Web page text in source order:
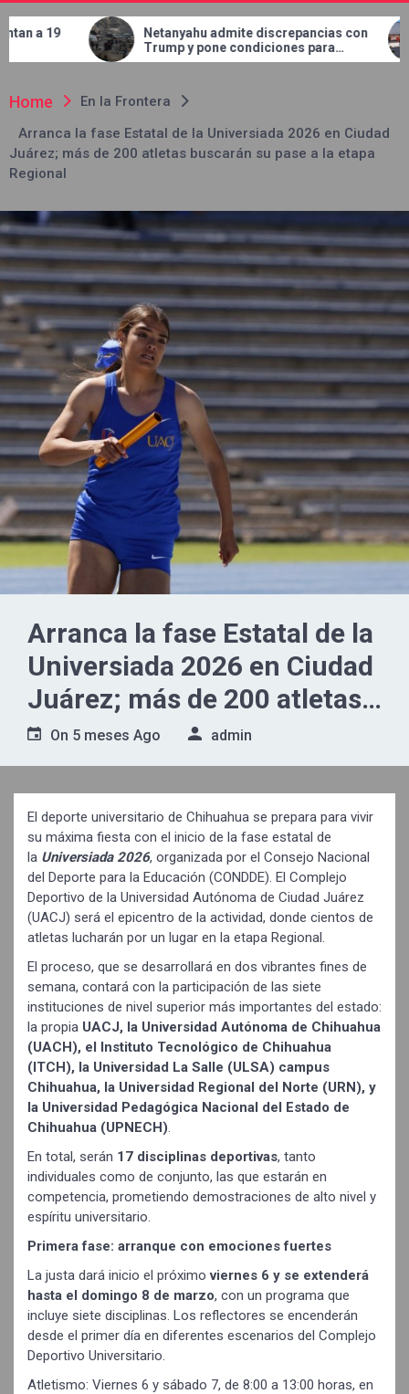
admite discrepancias con
y pone condiciones para
tropas de Gaza
Concluye JMAS
en el bulevar
Home
En la Frontera
Arranca la fase Estatal de la Universiada 2026 en Ciudad
Juárez; más de 200 atletas buscarán su pase a la etapa
Regional
Arranca la fase Estatal de la
Universiada 2026 en Ciudad
Juárez; más de 200 atletas
buscarán su pase a la etapa
Regional
On 5 meses Ago admin
El deporte universitario de Chihuahua se prepara para vivir
su máxima fiesta con el inicio de la fase estatal de
la Universiada 2026, organizada por el Consejo Nacional
del Deporte para la Educación (CONDDE). El Complejo
Deportivo de la Universidad Autónoma de Ciudad Juárez
(UACJ) será el epicentro de la actividad, donde cientos de
atletas lucharán por un lugar en la etapa Regional.
El proceso, que se desarrollará en dos vibrantes fines de
semana, contará con la participación de las siete
instituciones de nivel superior más importantes del estado:
la propia UACJ, la Universidad Autónoma de Chihuahua
(UACH), el Instituto Tecnológico de Chihuahua
(ITCH), la Universidad La Salle (ULSA) campus
Chihuahua, la Universidad Regional del Norte (URN), y
la Universidad Pedagógica Nacional del Estado de
Chihuahua (UPNECH)
En total, serán 17 disciplinas deportivas, tanto
individuales como de conjunto, las que estarán en
competencia, prometiendo demostraciones de alto nivel y
espíritu universitario.
Primera fase: arranque con emociones fuertes
La justa dará inicio el próximoviernes 6 y se extenderá
hasta el domingo 8 de marzo, con un programa que
incluye siete disciplinas. Los reflectores se encenderán
desde el primer día en diferentes escenarios del Complejo
Deportivo Universitario.
Atletismo: Viernes 6 y sábado 7, de 8:00 a 13:00 horas, en